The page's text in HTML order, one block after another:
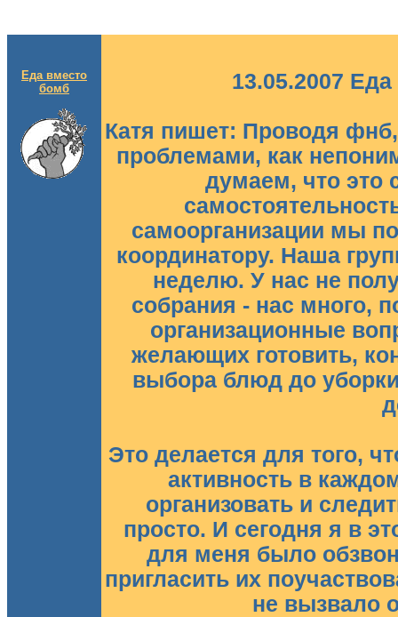
Еда вместо
бомб
13.05.2007
Катя пишет: Проводя
проблемами, как
думаем, что это
самоорганизации мы
координатору. Наша
неделю. У нас не
собрания - нас много,
организационные
желающих готовить,
выбора блюд до
Это делается для того,
активность в
организовать и
просто. И сегодня я в
для меня было
пригласить их
не вызвало